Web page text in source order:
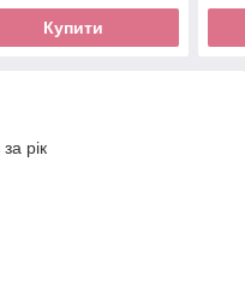
Купити
рік